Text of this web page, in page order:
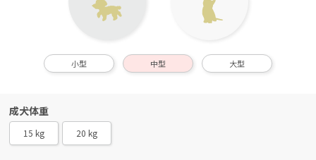
小型 中型 大型
成犬体重
15 kg 20 kg